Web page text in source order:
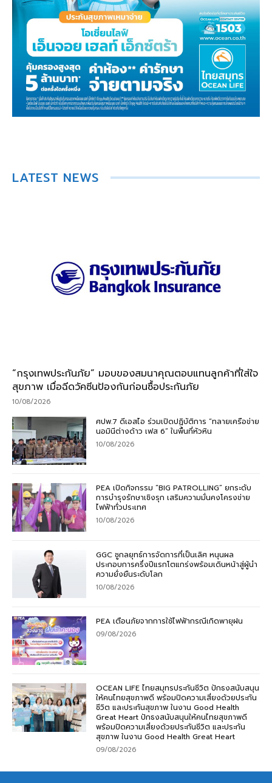
LATEST NEWS
“กรุงเทพประกันภัย” มอบของสมนาคุณตอบแทนลูกค้าที่ใส่ใจ
สุขภาพ เมื่อฉีดวัคซีนป้องกันก่อนซื้อประกันภัย
10/08/2026
ศปพ.7 ดีเอสไอ ร่วมเปิดปฏิบัติการ “ทลายเครือข่าย
นอมินีต่างด้าว เฟส 6” ในพื้นที่หัวหิน
10/08/2026
PEA เปิดกิจกรรม “BIG PATROLLING” ยกระดับ
การบำรุงรักษาเชิงรุก เสริมความมั่นคงโครงข่าย
ไฟฟ้าทั่วประเทศ
10/08/2026
GGC ชูกลยุทธ์การจัดการที่เป็นเลิศ หนุนผล
ประกอบการครึ่งปีแรกโตแกร่งพร้อมเดินหน้าสู่ผู้นำ
ความยั่งยืนระดับโลก
10/08/2026
PEA เตือนภัยจากการใช้ไฟฟ้ากรณีเกิดพายุฝน
09/08/2026
OCEAN LIFE ไทยสมุทรประกันชีวิต ปักธงสนับสนุน
ให้คนไทยสุขภาพดี พร้อมปิดความเสี่ยงด้วยประกัน
ชีวิต และประกันสุขภาพ ในงาน Good Health
Great Heart ปักธงสนับสนุนให้คนไทยสุขภาพดี
พร้อมปิดความเสี่ยงด้วยประกันชีวิต และประกัน
สุขภาพ ในงาน Good Health Great Heart
09/08/2026